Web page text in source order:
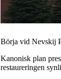
Börja vid Nevskij
Kanonisk plan
restaureringen